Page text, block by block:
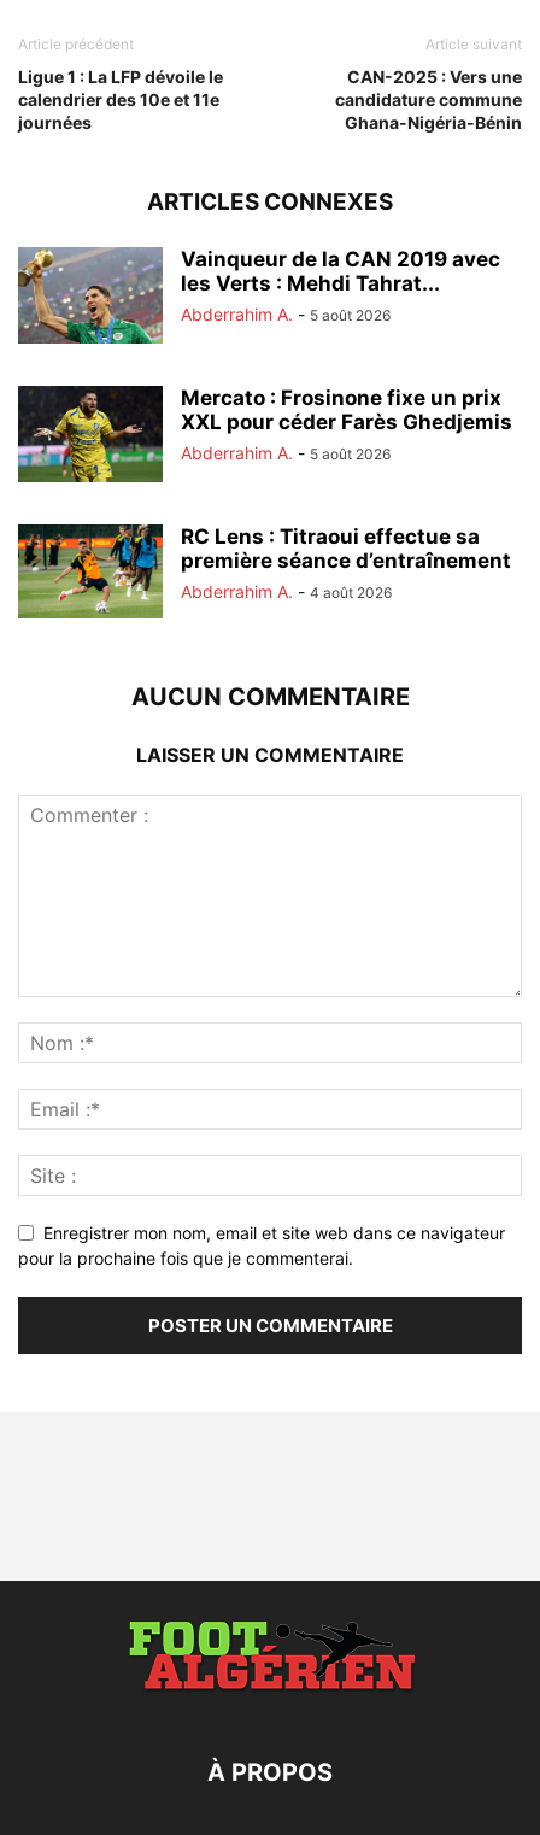
Article précédent
Ligue 1 : La LFP dévoile le
calendrier des 10e et 11e
journées
Article suivant
CAN-2025 : Vers une
candidature commune
Ghana-Nigéria-Bénin
ARTICLES CONNEXES
Vainqueur de la CAN 2019 avec
les Verts : Mehdi Tahrat...
Abderrahim A. - 5 août 2026
Mercato : Frosinone fixe un prix
XXL pour céder Farès Ghedjemis
Abderrahim A. - 5 août 2026
RC Lens : Titraoui effectue sa
première séance d’entraînement
Abderrahim A. - 4 août 2026
AUCUN COMMENTAIRE
LAISSER UN COMMENTAIRE
Enregistrer mon nom, email et site web dans ce navigateur
pour la prochaine fois que je commenterai.
À PROPOS